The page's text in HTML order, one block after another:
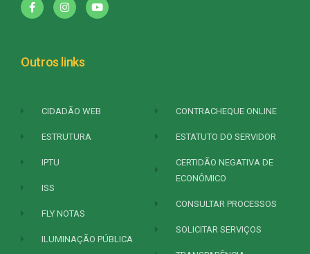
Outros links
CIDADÃO WEB
ESTRUTURA
IPTU
ISS
FLY NOTAS
ILUMINAÇÃO PÚBLICA
CONTRACHEQUE ONLINE
ESTATUTO DO SERVIDOR
CERTIDÃO NEGATIVA DE
ECONÔMICO
CONSULTAR PROCESSOS
SOLICITAR SERVIÇOS